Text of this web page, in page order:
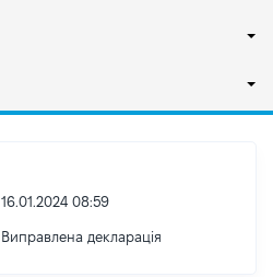
16.01.2024 08:59
Виправлена декларація